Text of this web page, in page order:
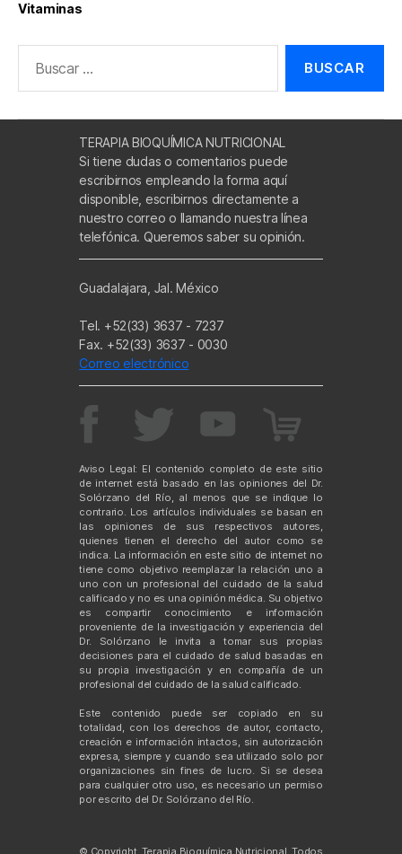
Vitaminas
TERAPIA BIOQUÍMICA NUTRICIONAL
Si tiene dudas o comentarios puede
escribirnos empleando la forma aquí
disponible, escribirnos directamente a
nuestro correo o llamando nuestra línea
telefónica. Queremos saber su opinión.
Guadalajara, Jal. México
Tel. +52(33) 3637 - 7237
Fax. +52(33) 3637 - 0030
Correo electrónico
Aviso Legal: El contenido completo de este sitio
de internet está basado en las opiniones del Dr.
Solórzano del Río, al menos que se indique lo
contrario. Los artículos individuales se basan en
las opiniones de sus respectivos autores,
quienes tienen el derecho del autor como se
indica. La información en este sitio de internet no
tiene como objetivo reemplazar la relación uno a
uno con un profesional del cuidado de la salud
calificado y no es una opinión médica. Su objetivo
es compartir conocimiento e información
proveniente de la investigación y experiencia del
Dr. Solórzano le invita a tomar sus propias
decisiones para el cuidado de salud basadas en
su propia investigación y en compañía de un
profesional del cuidado de la salud calificado.
Este contenido puede ser copiado en su
totalidad, con los derechos de autor, contacto,
creación e información intactos, sin autorización
expresa, siempre y cuando sea utilizado solo por
organizaciones sin fines de lucro. Si se desea
para cualquier otro uso, es necesario un permiso
por escrito del Dr. Solórzano del Río.
© Copyright. Terapia Bioquímica Nutricional. Todos